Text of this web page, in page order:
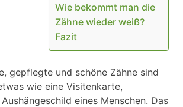
Wie bekommt man die
Zähne wieder weiß?
Fazit
gepflegte und schöne Zähne sind
wie eine Visitenkarte,
eines Menschen. Das